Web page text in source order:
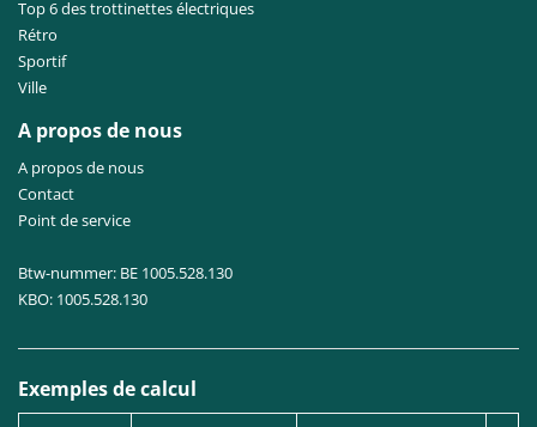
Top 6 des trottinettes électriques
Rétro
Sportif
Ville
A propos de nous
A propos de nous
Contact
Point de service
Btw-nummer: BE 1005.528.130
KBO: 1005.528.130
Exemples de calcul